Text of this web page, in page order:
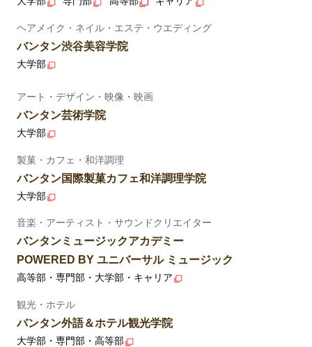
ヘアメイク・ネイル・エステ・ウエディング
バンタン渋谷美容学院
大学部
アート・デザイン・映像・映画
バンタン芸術学院
大学部
製菓・カフェ・和洋調理
バンタン国際製菓カフェ和洋調理学院
大学部
音楽・アーティスト・サウンドクリエイター
バンタンミュージックアカデミー
POWERED BY ユニバーサル ミュージック
高等部・専門部・大学部・キャリア
観光・ホテル
バンタン外語＆ホテル観光学院
大学部・専門部・高等部